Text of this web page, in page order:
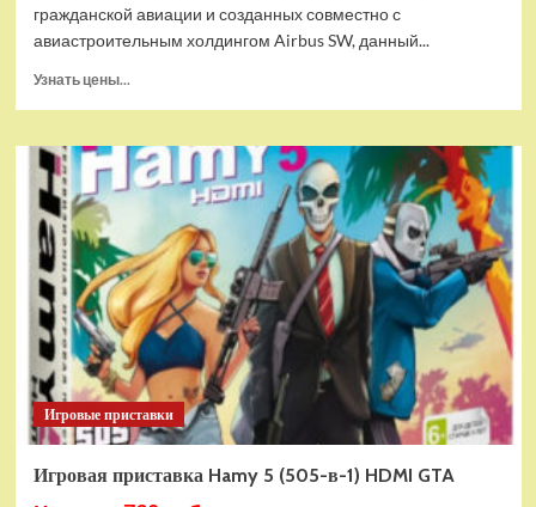
гражданской авиации и созданных совместно с
авиастроительным холдингом Airbus SW, данный...
Узнать цены...
Дополнительный
модуль
Thrustmaster
Quadrant
Add-
on
Airbus
Edition
ww
Игровые приставки
Игровая приставка Hamy 5 (505-в-1) HDMI GTA